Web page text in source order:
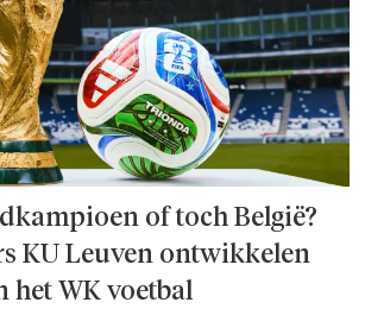
of toch België?
KU Leuven ontwikkelen
het WK voetbal